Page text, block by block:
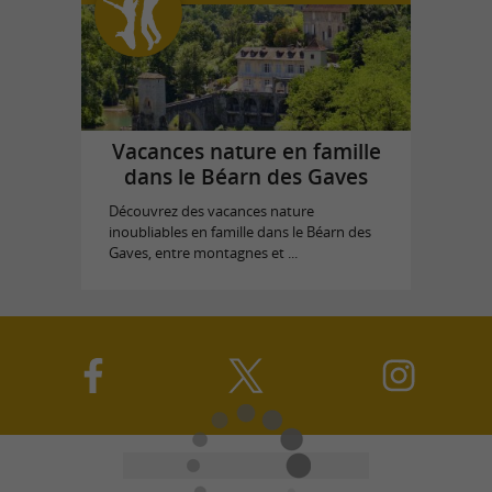
Vacances nature en famille
dans le Béarn des Gaves
Découvrez des vacances nature
inoubliables en famille dans le Béarn des
Gaves, entre montagnes et ...